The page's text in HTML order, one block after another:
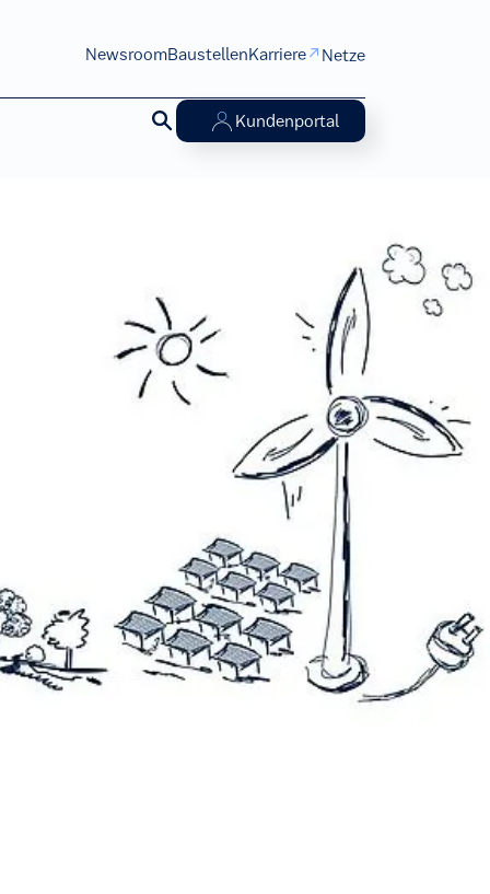
NewsroomBaustellenKarriere Netze
Kundenportal